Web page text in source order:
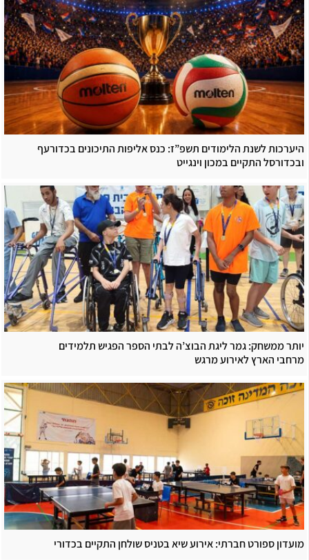
היערכות לשנת הלימודים תשפ”ז: כנס אליפות התיכונים בכדורעף
ובכדורסל התקיים במכון וינגייט
יותר ממשחק: גמר ליגת הבוצ’ה לבתי הספר הפגיש תלמידים
מרחבי הארץ לאירוע מרגש
מועדון ספורט חברתי: אירוע שיא בטניס שולחן התקיים בכדורי